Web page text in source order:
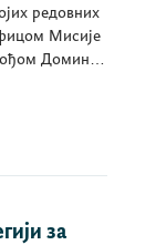
редовних
Мисије
Доминик
за